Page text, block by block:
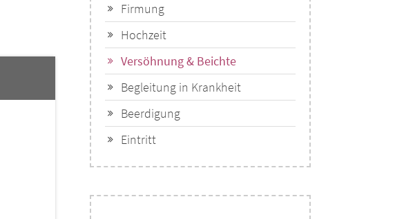
Firmung
Hochzeit
Versöhnung & Beichte
Begleitung in Krankheit
Beerdigung
Eintritt